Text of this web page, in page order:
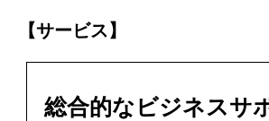
【サービス】
総合的なビジネスサ